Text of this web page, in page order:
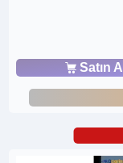
Satın Al